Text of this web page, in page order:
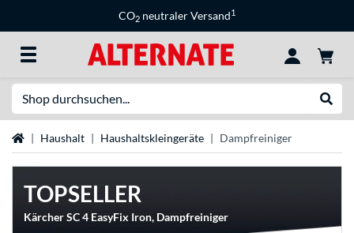
CO2 neutraler Versand1
StartseiteHaushalt Haushaltskleingeräte Dampfreiniger
TOPSELLER
Kärcher SC 4 EasyFix Iron, Dampfreiniger